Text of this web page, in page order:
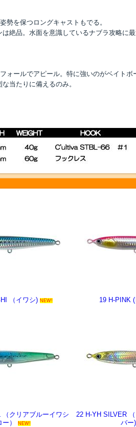
勢を保つロングキャストもでる。
絶品。水面を意識しているナブラ攻略に最
ールでアピール。特に強いのがベイトボ
当たりに備えるのみ。
（イワシ) NEW! 19 H-PINK
クリアブルーイワシ
）
NEW!
22 H-YH SILVER
バー)